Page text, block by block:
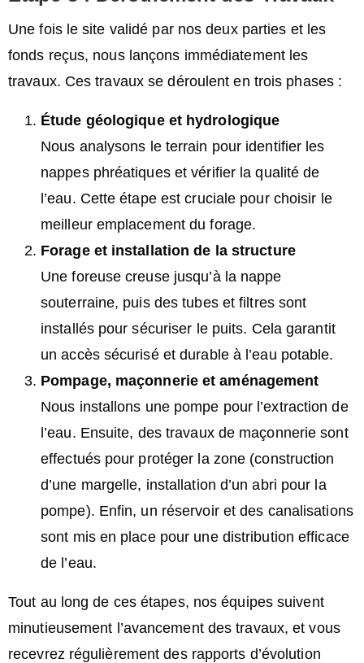
Une fois le site validé par nos deux parties et les
fonds reçus, nous lançons immédiatement les
travaux. Ces travaux se déroulent en trois phases :
Étude géologique et hydrologique
Nous analysons le terrain pour identifier les
nappes phréatiques et vérifier la qualité de
l’eau. Cette étape est cruciale pour choisir le
meilleur emplacement du forage.
Forage et installation de la structure
Une foreuse creuse jusqu’à la nappe
souterraine, puis des tubes et filtres sont
installés pour sécuriser le puits. Cela garantit
un accès sécurisé et durable à l’eau potable.
Pompage, maçonnerie et aménagement
Nous installons une pompe pour l’extraction de
l’eau. Ensuite, des travaux de maçonnerie sont
effectués pour protéger la zone (construction
d’une margelle, installation d’un abri pour la
pompe). Enfin, un réservoir et des canalisations
sont mis en place pour une distribution efficace
de l’eau.
Tout au long de ces étapes, nos équipes suivent
minutieusement l’avancement des travaux, et vous
recevrez régulièrement des rapports d’évolution